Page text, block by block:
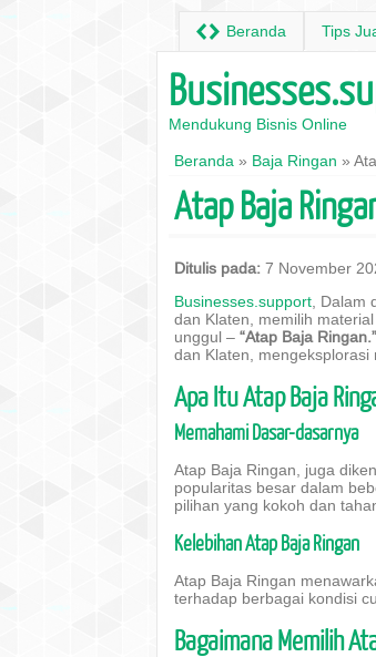
H Beranda Tips
Mendukung Bisnis Online
Beranda » Baja Ringan »
Atap Baja
Ditulis pada: 7 November
Businesses.support ,
dan Klaten, memilih
unggul – “Atap Baja Ringan.”
dan Klaten, mengeksplorasi
Apa Itu Atap Baja
Memahami Dasar-dasarnya
Atap Baja Ringan, juga
popularitas besar dalam
pilihan yang kokoh dan
Kelebihan Atap Baja Ringan
Atap Baja Ringan
terhadap berbagai kondisi
Bagaimana Memilih